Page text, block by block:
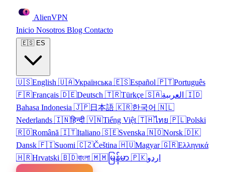
AlienVPN
Inicio Nosotros Blog Contacto
🇪🇸 ES
🇺🇸English 🇺🇦Українська 🇪🇸Español 🇵🇹Português
🇫🇷Français 🇩🇪Deutsch 🇹🇷Türkçe 🇸🇦
🇮🇩
Bahasa Indonesia 🇯🇵日本語 🇰🇷한국어 🇳🇱
Nederlands 🇮🇳हिन्दी 🇻🇳Tiếng Việt 🇹🇭ไทย 🇵🇱Polski
🇷🇴Română 🇮🇹Italiano 🇸🇪Svenska 🇳🇴Norsk 🇩🇰
Dansk 🇫🇮Suomi 🇨🇿Čeština 🇭🇺Magyar🇬🇷Ελληνικά
🇭🇷Hrvatski 🇧🇩বাংলা 🇲🇲 မြန်မာ 🇵🇰اردو